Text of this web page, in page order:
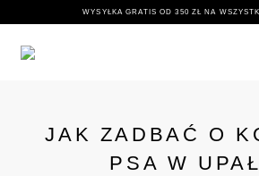
WYSYŁKA GRATIS OD 350 ZŁ NA
JAK ZADBAĆ O
PSA W